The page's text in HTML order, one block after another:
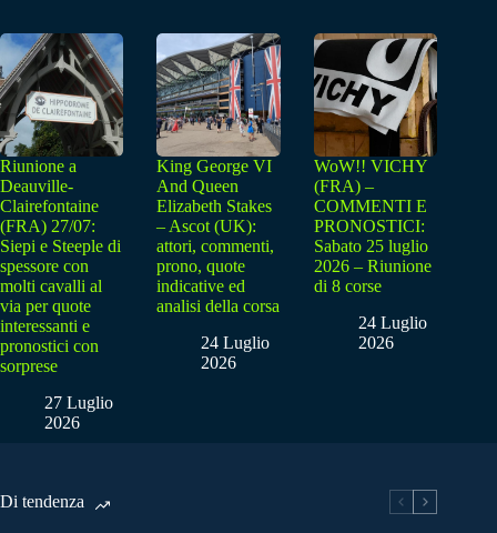
Riunione a
Deauville-
Clairefontaine
(FRA) 27/07:
Siepi e Steeple di
spessore con
molti cavalli al
via per quote
interessanti e
pronostici con
sorprese
27 Luglio
2026
King George VI
And Queen
Elizabeth Stakes
– Ascot (UK):
attori, commenti,
prono, quote
indicative ed
analisi della corsa
24 Luglio
2026
WoW!! VICHY
(FRA) –
COMMENTI E
PRONOSTICI:
Sabato 25 luglio
2026 – Riunione
di 8 corse
24 Luglio
2026
Di tendenza